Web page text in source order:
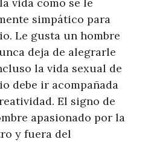
simpático para
Le gusta un hombre
deja de alegrarle
la vida sexual de
debe ir acompañada
El signo de
apasionado por la
y fuera del